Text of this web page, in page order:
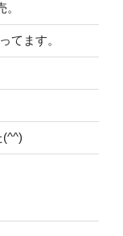
てます。
(^^)